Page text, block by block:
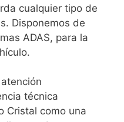
cualquier tipo de
Disponemos de
ADAS, para la
técnica
Cristal como una